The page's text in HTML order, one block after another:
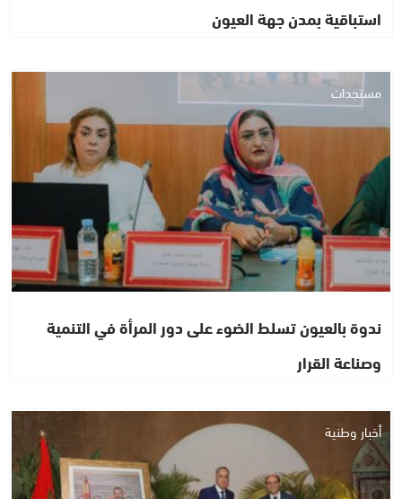
استباقية بمدن جهة العيون
مستجدات
ندوة بالعيون تسلط الضوء على دور المرأة في التنمية
وصناعة القرار
أخبار وطنية